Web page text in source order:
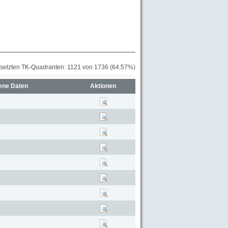
TK-Quadranten: 1121 von 1736 (64.57%)
Daten Aktionen